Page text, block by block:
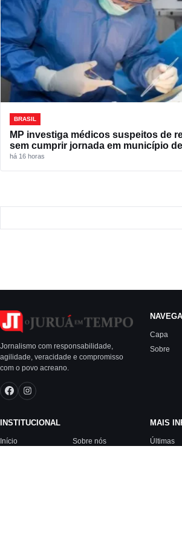
BRASIL
MP investiga médicos suspeitos de
sem cumprir jornada em município
há 16 horas
Jornalismo com responsabilidade,
agilidade, veracidade e compromisso
com o povo acreano.
Capa
Sobre
INSTITUCIONAL
Início
Sobre nós
MAIS
Últimas